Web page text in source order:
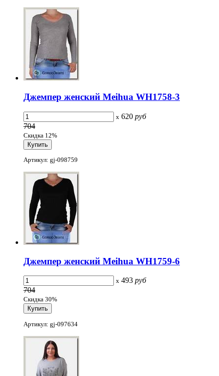
Джемпер женский Meihua WH1758-3
x 620 руб
704
Скидка 12%
Артикул: gj-098759
Джемпер женский Meihua WH1759-6
x 493 руб
704
Скидка 30%
Артикул: gj-097634